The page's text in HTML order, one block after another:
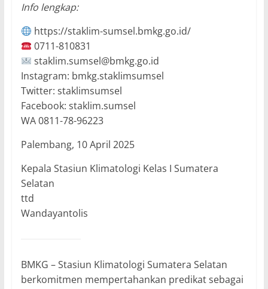
Info lengkap:
https://staklim-sumsel.bmkg.go.id/
0711-810831
staklim.sumsel@bmkg.go.id
Instagram: bmkg.staklimsumsel
Twitter: staklimsumsel
Facebook: staklim.sumsel
WA 0811-78-96223
Palembang, 10 April 2025
Kepala Stasiun Klimatologi Kelas I Sumatera
Selatan
ttd
Wandayantolis
BMKG – Stasiun Klimatologi Sumatera Selatan
berkomitmen mempertahankan predikat sebagai